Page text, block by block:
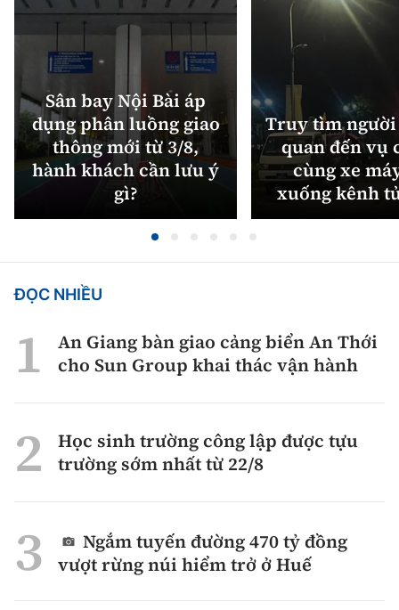
Sân bay Nội Bài áp
dụng phân luồng giao
thông mới từ 3/8,
hành khách cần lưu ý
gì?
Truy tìm
quan đến vụ
cùng xe
xuống kênh
ĐỌC NHIỀU
An Giang bàn giao cảng biển An Thới
cho Sun Group khai thác vận hành
Học sinh trường công lập được tựu
trường sớm nhất từ 22/8
Ngắm tuyến đường 470 tỷ đồng
vượt rừng núi hiểm trở ở Huế